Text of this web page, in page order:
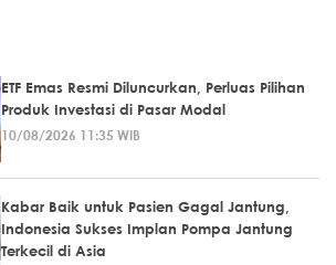
ETF Emas Resmi Diluncurkan, Perluas Pilihan
Produk Investasi di Pasar Modal
10/08/2026 11:35 WIB
Kabar Baik untuk Pasien Gagal Jantung,
Indonesia Sukses Implan Pompa Jantung
Terkecil di Asia